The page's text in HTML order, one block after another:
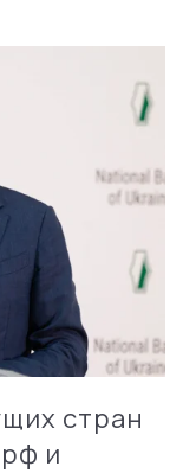
стран
и